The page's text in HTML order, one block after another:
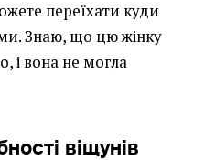
переїхати куди
Знаю, що цю жінку
і вона не могла
віщунів